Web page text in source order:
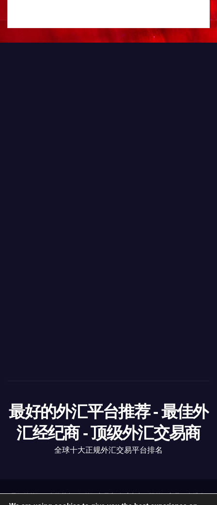
最好的外汇平台推荐 - 最佳外
汇经纪商 - 顶级外汇交易商
全球十大正规外汇交易平台排名
最好的外汇平台推荐|顶级外汇交易商全球十大正规外汇交易平台排名.